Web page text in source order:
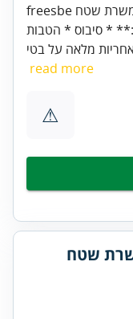
freesbe מגייסת קצינ/ת בטיחות בתעבורה- משרת שטח
* סיבוס * הטבות
read more
⚠
שטח